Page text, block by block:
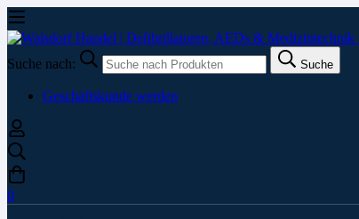
Suche nach: Suche
Geschäftskunde werden
0